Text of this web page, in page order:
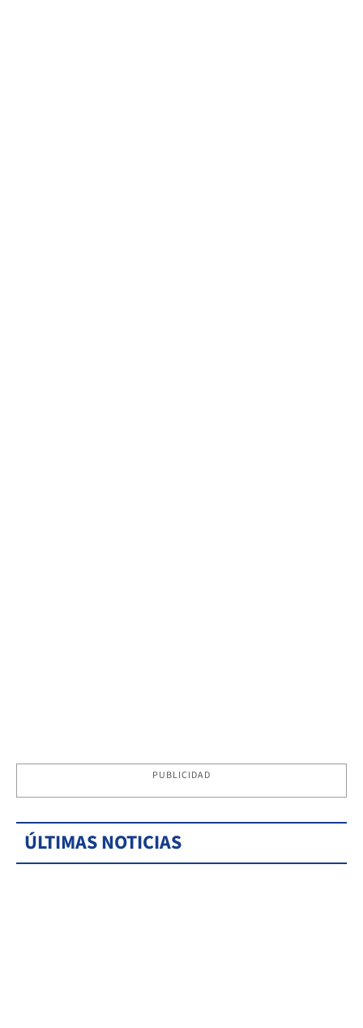
PUBLICIDAD
ÚLTIMAS NOTICIAS